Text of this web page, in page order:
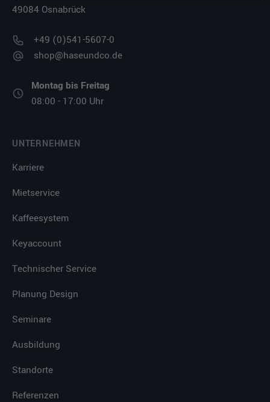
49084 Osnabrück
+49 (0)541-5607-0
shop@haseundco.de
Montag bis Freitag
08:00 - 17:00 Uhr
UNTERNEHMEN
Karriere
Mietservice
Kaffeesystem
Keyaccount
Technischer Service
Planung Design
Seminare
Ausbildung
Standorte
Referenzen